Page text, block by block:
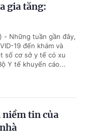
gia tăng:
- Những tuần gần đây,
19 đến khám và
số cơ sở y tế có xu
Y tế khuyến cáo...
niềm tin của